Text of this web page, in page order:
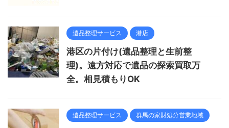
遺品整理サービス 港店
港区の片付け(遺品整理と生前整
理)。遠方対応で遺品の探索買取万
全。相見積もりOK
遺品整理サービス 群馬の家財処分営業地域